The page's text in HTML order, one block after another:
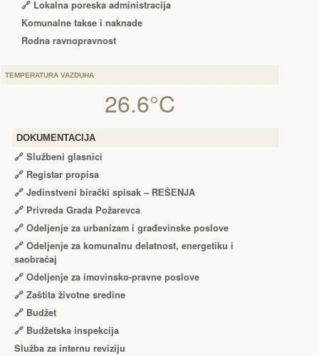
🔗 Lokalna poreska administracija
Komunalne takse i naknade
Rodna ravnopravnost
TEMPERATURA VAZDUHA
26.6°C
DOKUMENTACIJA
🔗 Službeni glasnici
🔗 Registar propisa
🔗 Jedinstveni birački spisak – RЕŠЕNJA
🔗 Privreda Grada Požarevca
🔗 Odeljenje za urbanizam i građevinske poslove
🔗 Odeljenje za komunalnu delatnost, energetiku i
saobraćaj
🔗 Odeljenje za imovinsko-pravne poslove
🔗 Zaštita životne sredine
🔗 Budžet
🔗 Budžetska inspekcija
Služba za internu reviziju